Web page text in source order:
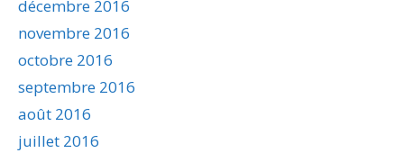
décembre 2016
novembre 2016
octobre 2016
septembre 2016
août 2016
juillet 2016